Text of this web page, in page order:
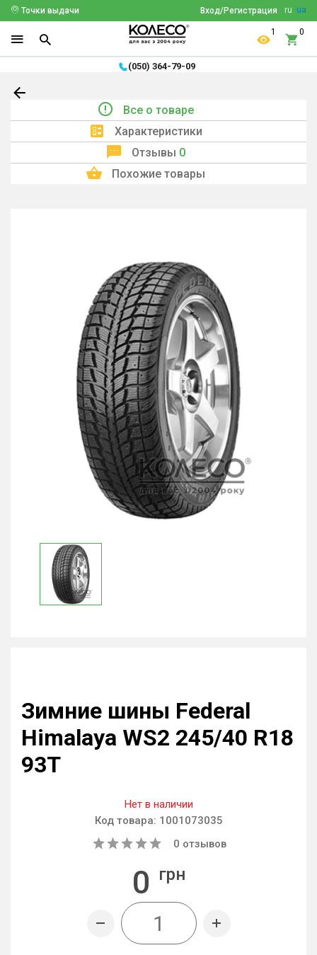
ru ua
Вход/Регистрация
Точки выдачи
1 0
(050) 364-79-09
Все о товаре
Характеристики
Отзывы 0
Похожие товары
Зимние шины Federal
Himalaya WS2 245/40 R18
93T
Нет в наличии
Код товара: 1001073035
0 отзывов
0 грн